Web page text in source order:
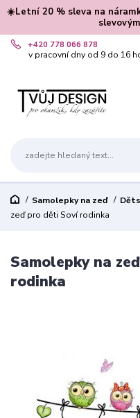
☀️Letní 20 % sleva na
+420 778 066 878
v pracovní dny od 9 do 16
Samolepky na zeď
zeď pro děti Soví rodinka
Samolepky na
rodinka